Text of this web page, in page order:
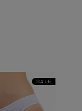
SALE